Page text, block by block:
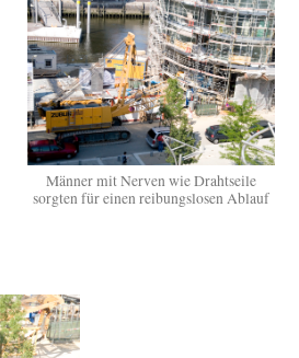
Männer mit Nerven wie Drahtseile
sorgten für einen reibungslosen Ablauf